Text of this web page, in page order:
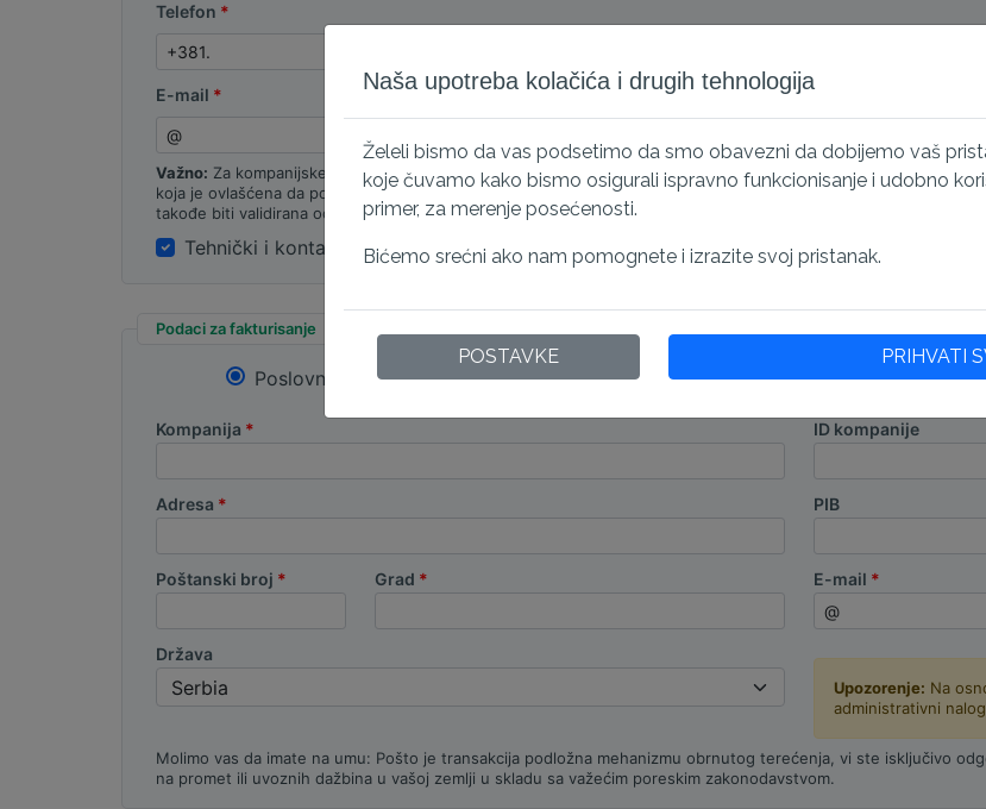
Telefon
E-mail
Važno: Za kompanijske (OV/EV) sertifikate, unesite kao autorizacioni kontakt osobu
koja je ovlašćena da podnese zahtev za sertifikat u ime kompanije. Ova osoba će
takođe biti validirana od strane autoriteta.
Tehnički i kontakt za autorizaciju su identični
Podaci za fakturisanje
Poslovni račun Lični račun
Kompanija
Adresa
Poštanski broj Grad
Država
ID kompanije
PIB
E-mail
Upozorenje: Na
administrativni
Molimo vas da imate na umu: Pošto je transakcija podložna mehanizmu obrnutog terećenja, vi ste isključivo
na promet ili uvoznih dažbina u vašoj zemlji u skladu sa važećim poreskim zakonodavstvom.
Naša upotreba kolačića i drugih tehnologija
Želeli bismo da vas podsetimo da smo obavezni da dobijemo vaš
koje čuvamo kako bismo osigurali ispravno funkcionisanje i udobno
primer, za merenje posećenosti.
Bićemo srećni ako nam pomognete i izrazite svoj pristanak.
PRIHVATI
POSTAVKE